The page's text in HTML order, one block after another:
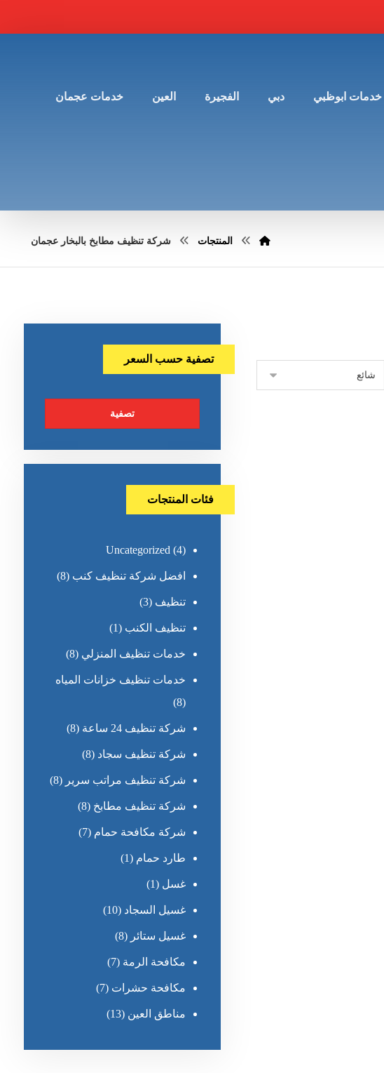
خدمات ابوظبي دبي الفجيرة العين خدمات عجمان
المنتجات شركة تنظيف مطابخ بالبخار عجمان
تصفية حسب السعر
تصفية
فئات المنتجات
Uncategorized (4)
افضل شركة تنظيف كنب (8)
تنظيف (3)
تنظيف الكنب (1)
خدمات تنظيف المنزلي (8)
خدمات تنظيف خزانات المياه
(8)
شركة تنظيف 24 ساعة (8)
شركة تنظيف سجاد (8)
شركة تنظيف مراتب سرير (8)
شركة تنظيف مطابخ (8)
شركة مكافحة حمام (7)
طارد حمام (1)
غسل (1)
غسيل السجاد (10)
غسيل ستائر (8)
مكافحة الرمة (7)
مكافحة حشرات (7)
مناطق العين (13)